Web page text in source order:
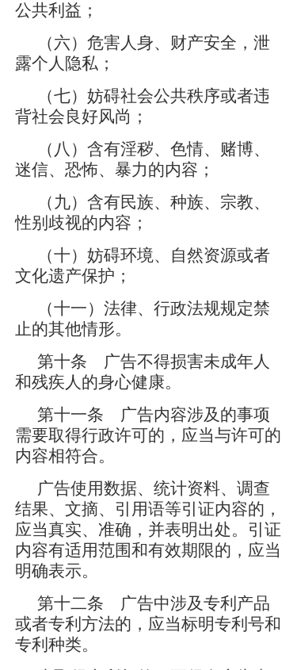
公共利益；
（六）危害人身、财产安全，泄
露个人隐私；
（七）妨碍社会公共秩序或者违
背社会良好风尚；
（八）含有淫秽、色情、赌博、
迷信、恐怖、暴力的内容；
（九）含有民族、种族、宗教、
性别歧视的内容；
（十）妨碍环境、自然资源或者
文化遗产保护；
（十一）法律、行政法规规定禁
止的其他情形。
第十条 广告不得损害未成年人
和残疾人的身心健康。
第十一条 广告内容涉及的事项
需要取得行政许可的，应当与许可的
内容相符合。
广告使用数据、统计资料、调查
结果、文摘、引用语等引证内容的，
应当真实、准确，并表明出处。引证
内容有适用范围和有效期限的，应当
明确表示。
第十二条 广告中涉及专利产品
或者专利方法的，应当标明专利号和
专利种类。